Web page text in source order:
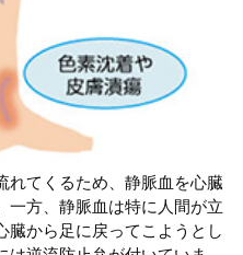
れてくるため、静脈血を心臓
一方、静脈血は特に人間が立
臓から足に戻ってこようとし